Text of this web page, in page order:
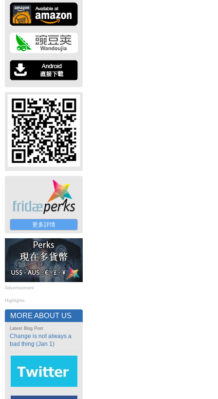
更多詳情
Advertisement
Highlights
MORE ABOUT US
Latest Blog Post
Change is not always a
bad thing (Jan 1)